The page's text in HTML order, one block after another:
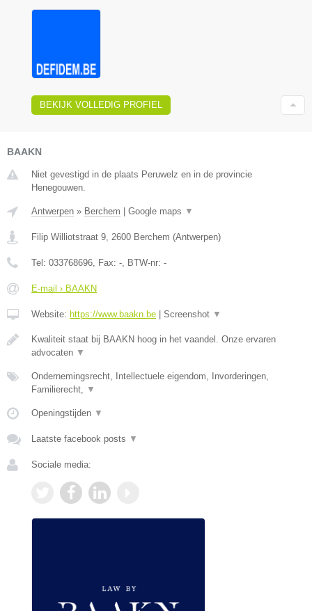
BEKIJK VOLLEDIG PROFIEL
BAAKN
Niet gevestigd in de plaats Peruwelz en in de provincie
Henegouwen.
Antwerpen » Berchem Google maps ▼
Filip Williotstraat 9, 2600 Berchem (Antwerpen)
Tel: 033768696, Fax: -, BTW-nr: -
E-mail › BAAKN
Website: https://www.baakn.be Screenshot ▼
Kwaliteit staat bij BAAKN hoog in het vaandel. Onze ervaren
advocaten ▼
Ondernemingsrecht, Intellectuele eigendom, Invorderingen,
Familierecht, ▼
Openingstijden ▼
Laatste facebook posts ▼
Sociale media: